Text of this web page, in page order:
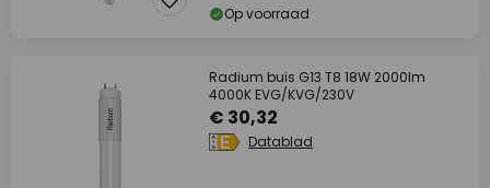
Op voorraad
Radium buis G13 T8 18W 2000lm
4000K EVG/KVG/230V
€ 30,32
Datablad